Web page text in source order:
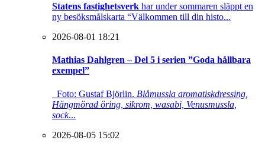
Statens fastighetsverk har under sommaren släppt en
ny besöksmålskarta “Välkommen till din histo...
2026-08-01 18:21
Mathias Dahlgren – Del 5 i serien ”Goda hållbara
exempel”
Foto: Gustaf Björlin. Blåmussla aromatiskdressing,
Hängmörad öring, sikrom, wasabi, Venusmussla,
sock...
2026-08-05 15:02